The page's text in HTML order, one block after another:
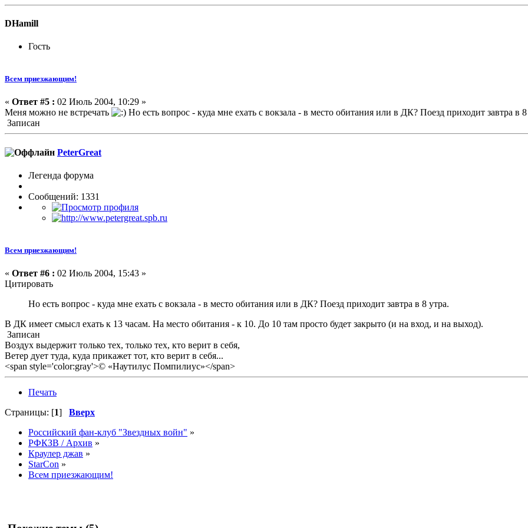
DHamill
Гость
Всем приезжающим!
« Ответ #5 : 02 Июль 2004, 10:29 »
Меня можно не встречать
Но есть вопрос - куда мне ехать с вокзала - в место обитания или в ДК? Поезд приходит завтра в 8
Записан
PeterGreat
Легенда форума
Сообщений: 1331
Всем приезжающим!
« Ответ #6 : 02 Июль 2004, 15:43 »
Цитировать
Но есть вопрос - куда мне ехать с вокзала - в место обитания или в ДК? Поезд приходит завтра в 8 утра.
В ДК имеет смысл ехать к 13 часам. На место обитания - к 10. До 10 там просто будет закрыто (и на вход, и на выход).
Записан
Воздух выдержит только тех, только тех, кто верит в себя,
Ветер дует туда, куда прикажет тот, кто верит в себя...
<span style='color:gray'>© «Наутилус Помпилиус»</span>
Печать
Страницы: [1] Вверх
Российский фан-клуб "Звездных войн" »
РФКЗВ / Архив »
Краулер джав »
StarCon »
Всем приезжающим!